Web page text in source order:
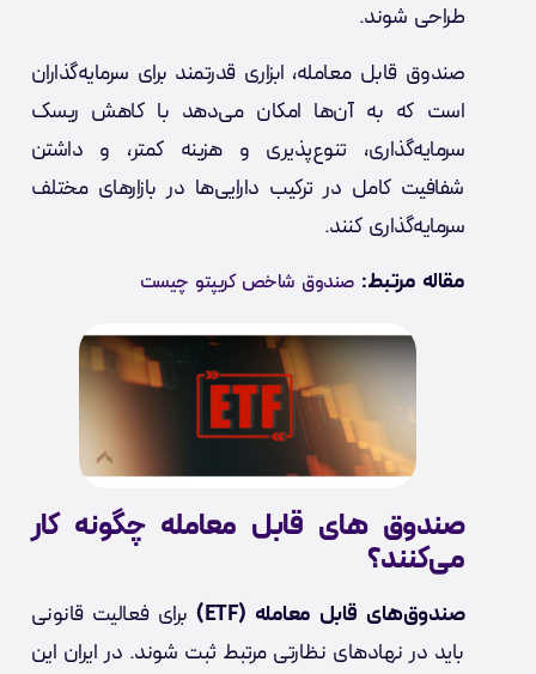
طراحی شوند.
صندوق قابل معامله، ابزاری قدرتمند برای سرمایه‌گذاران
است که به آن‌ها امکان می‌دهد با کاهش ریسک
سرمایه‌گذاری، تنوع‌پذیری و هزینه کمتر، و داشتن
شفافیت کامل در ترکیب دارایی‌ها در بازارهای مختلف
سرمایه‌گذاری کنند.
مقاله مرتبط: صندوق شاخص کریپتو چیست
صندوق‌ های قابل معامله چگونه کار
می‌کنند؟
صندوق‌های قابل معامله (ETF)
برای فعالیت قانونی
باید در نهادهای نظارتی مرتبط ثبت شوند. در ایران این